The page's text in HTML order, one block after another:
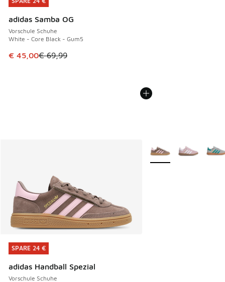
adidas Samba OG
Vorschule Schuhe
White - Core Black - Gum5
Dieser Artikel ist im Sale. Der Preis ist von € 69,99 auf €
€ 45,00€ 69,99
SPARE 24 €
adidas Handball Spezial
Vorschule Schuhe
SPARE 24 €
Weitere Farben